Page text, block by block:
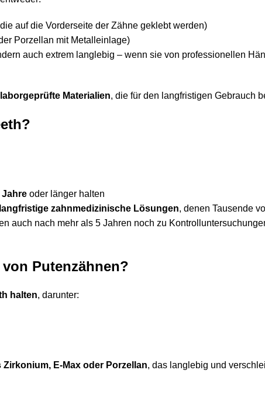
auf die Vorderseite der Zähne geklebt werden)
Porzellan mit Metalleinlage)
auch extrem langlebig – wenn sie von professionellen
Materialien, die für den langfristigen Gebrauch
Jahre oder länger halten
langfristige zahnmedizinische Lösungen, denen Tausende
auch nach mehr als 5 Jahren noch zu
Putenzähnen?
halten, darunter:
Zirkonium, E-Max oder Porzellan, das langlebig und